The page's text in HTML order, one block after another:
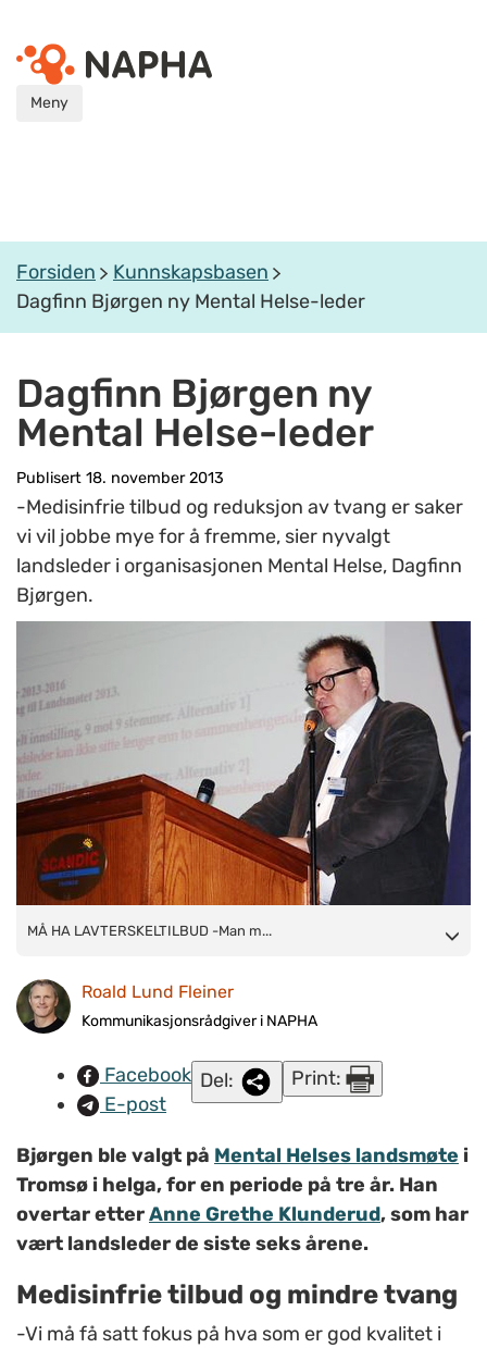
Meny
Forsiden
Kunnskapsbasen
Dagfinn Bjørgen ny Mental Helse-leder
Dagfinn Bjørgen ny
Mental Helse-leder
Publisert 18. november 2013
-Medisinfrie tilbud og reduksjon av tvang er saker
vi vil jobbe mye for å fremme, sier nyvalgt
landsleder i organisasjonen Mental Helse, Dagfinn
Bjørgen.
MÅ HA LAVTERSKELTILBUD -Man må ha en sterkere
kommunene. En må-tjeneste sett fra Mental Helses ståsted
er lavterskeltilbud i kommunene, sier nyvalgt landsleder i
Helse.
MÅ HA LAVTERSKELTILBUD -Man m...
Roald Lund Fleiner
Kommunikasjonsrådgiver i NAPHA
Facebook
E-post
Del: Print:
Bjørgen ble valgt på Mental Helses landsmøte i
Tromsø i helga, for en periode på tre år. Han
overtar etterAnne Grethe Klunderud, som har
vært landsleder de siste seks årene.
Medisinfrie tilbud og mindre tvang
-Vi må få satt fokus på hva som er god kvalitet i